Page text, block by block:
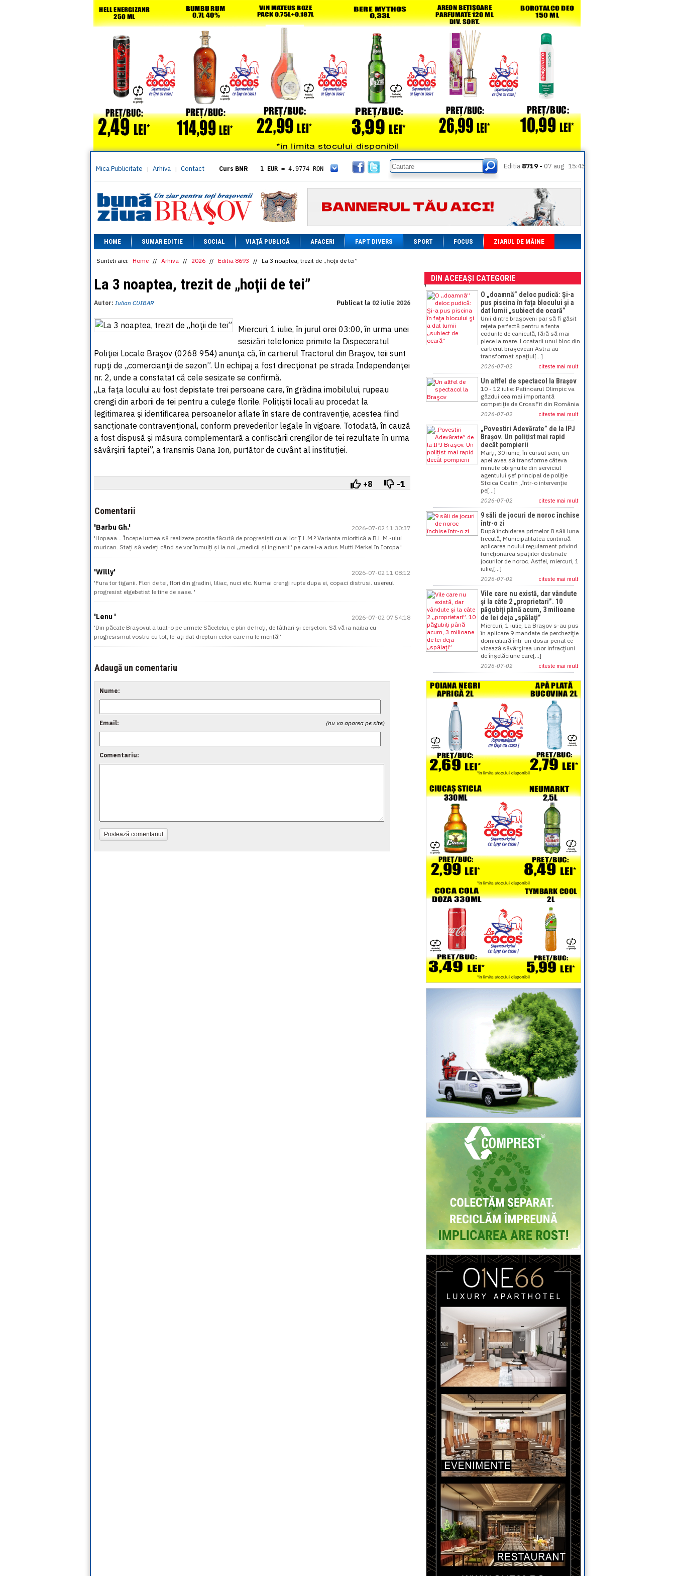
Mica Publicitate | Arhiva | Contact Curs BNR 1 EUR = 4.9774 RON
= 5.8304 RON
1 XAU= 464.4611 RON
1 AED= 1.1933 RON
1 AUD= 2.7957 RON
1 BGN= 2.5449 RON
1 CAD= 3.1559 RON
1 CHF= 5.2813 RON
1 CNY= 0.6015 RON
1 DKK = 0.6668 RON
1 EGP = 0.0860 RON
1 MDL = 0.2538 RON
1 MXN= 0.2227 RON
1 NOK
= 0.4191 RON
1 PLN = 1.1646 RON
1 RSD= 0.0425 RON
= 0.0530 RON
= 0.4526 RON
1 TRY= 0.1141 RON
1 UAH= 0.1048 RON
1 XDR
= 5.9383 RON
= 0.2318 RON
Editia 8719 - 07 aug 15:43
HOME SUMAR EDITIE SOCIAL VIAȚĂ PUBLICĂ AFACERI FAPT DIVERS SPORT FOCUS ZIARUL DE MÂINE
Sunteti aici: Home // Arhiva // 2026 // Editia 8693 // La 3 noaptea, trezit de „hoţii de tei”
La 3 noaptea, trezit de „hoţii de tei”
Autor: Iulian CUIBAR Publicat la 02 iulie 2026
Miercuri, 1 iulie, în jurul orei 03:00, în urma unei
sesizări telefonice primite la Dispeceratul
Poliţiei Locale Braşov (0268 954) anunţa că, în cartierul Tractorul din Braşov, teii sunt
rupţi de „comercianţii de sezon”. Un echipaj a fost direcţionat pe strada Independenţei
nr. 2, unde a constatat că cele sesizate se confirmă.
„La faţa locului au fost depistate trei persoane care, în grădina imobilului, rupeau
crengi din arborii de tei pentru a culege florile. Poliţiştii locali au procedat la
legitimarea şi identificarea persoanelor aflate în stare de contravenţie, acestea fiind
sancţionate contravenţional, conform prevederilor legale în vigoare. Totodată, în cauză
a fost dispusă şi măsura complementară a confiscării crengilor de tei rezultate în urma
săvârşirii faptei”, a transmis Oana Ion, purtător de cuvânt al instituţiei.
+8 -1
Comentarii
'Barbu Gh.'
2026-07-02 11:30:37
'Hopaaa... Începe lumea să realizeze prostia făcută de progresiști cu al lor Ț.L.M.? Varianta mioritică a B.L.M.-ului
murican. Stați să vedeți când se vor înmulți și la noi „medicii și inginerii” pe care i-a adus Mutti Merkel în Ioropa.'
'Willy'
2026-07-02 11:08:12
'Fura tor tiganii. Flori de tei, flori din gradini, liliac, nuci etc. Numai crengi rupte dupa ei, copaci distrusi. usereul
progresist elgebetist le tine de sase. '
'Lenu '
2026-07-02 07:54:18
'Din păcate Brașovul a luat-o pe urmele Săcelelui, e plin de hoți, de tâlhari și cerșetori. Să vă ia naiba cu
progresismul vostru cu tot, le-ați dat drepturi celor care nu le merită!'
Adaugă un comentariu
Nume:
(nu va aparea pe site)
Email:
Comentariu:
Postează comentariul
DIN ACEEAȘI CATEGORIE
O „doamnă” deloc pudică: Şi-a
pus piscina în faţa blocului şi a
dat lumii „subiect de ocară”
Unii dintre braşoveni par să fi găsit
reţeta perfectă pentru a fenta
codurile de caniculă, fără să mai
plece la mare. Locatarii unui bloc din
cartierul braşovean Astra au
transformat spaţiul[...]
2026-07-02 citeste mai mult
Un altfel de spectacol la Braşov
10 - 12 iulie: Patinoarul Olimpic va
găzdui cea mai importantă
competiţie de CrossFit din România
2026-07-02 citeste mai mult
„Povestiri Adevărate” de la IPJ
Brașov. Un polițist mai rapid
decât pompierii
Marți, 30 iunie, în cursul serii, un
apel avea să transforme câteva
minute obișnuite din serviciul
agentului șef principal de poliție
Stoica Costin „într-o intervenție
pe[...]
2026-07-02 citeste mai mult
9 săli de jocuri de noroc închise
într-o zi
După închiderea primelor 8 săli luna
trecută, Municipalitatea continuă
aplicarea noului regulament privind
funcţionarea spaţiilor destinate
jocurilor de noroc. Astfel, miercuri, 1
iulie,[...]
2026-07-02 citeste mai mult
Vile care nu există, dar vândute
şi la câte 2 „proprietari”. 10
păgubiţi până acum, 3 milioane
de lei deja „spălaţi”
Miercuri, 1 iulie, La Braşov s-au pus
în aplicare 9 mandate de percheziţie
domiciliară într-un dosar penal ce
vizează săvârşirea unor infracţiuni
de înşelăciune care[...]
2026-07-02 citeste mai mult